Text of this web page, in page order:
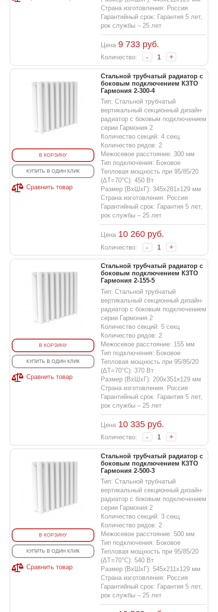
Страна изготовления: Россия
Гарантийный срок: Гарантия 5 лет,
рок службы – 25 лет
Цена 9 733руб.
Количество: - +
В КОРЗИНУ
КУПИТЬ В ОДИН КЛИК
Сравнить товар
Стальной трубчатый радиатор с
боковым подключением КЗТО
Гармония 2-300-4
Тип: Стальной трубчатый
вертикальный секционный дизайн-
радиатор с боковым подключением
серии Гармония 2
Количество секций: 4 секц
Количество рядов: 2
Межосевое расстояние: 300 мм
Тип подключения: Боковое
Тепловая мощность при 95/85/20
(ΔT=70°C): 450 Вт
Размер (ВхШхГ): 345х281х129 мм
Страна изготовления: Россия
Гарантийный срок: Гарантия 5 лет,
рок службы – 25 лет
Цена 10 260руб.
Количество: - +
В КОРЗИНУ
КУПИТЬ В ОДИН КЛИК
Сравнить товар
Стальной трубчатый радиатор с
боковым подключением КЗТО
Гармония 2-155-5
Тип: Стальной трубчатый
вертикальный секционный дизайн-
радиатор с боковым подключением
серии Гармония 2
Количество секций: 5 секц
Количество рядов: 2
Межосевое расстояние: 155 мм
Тип подключения: Боковое
Тепловая мощность при 95/85/20
(ΔT=70°C): 370 Вт
Размер (ВхШхГ): 200х351х129 мм
Страна изготовления: Россия
Гарантийный срок: Гарантия 5 лет,
рок службы – 25 лет
Цена 10 335руб.
Количество: - +
В КОРЗИНУ
КУПИТЬ В ОДИН КЛИК
Сравнить товар
Стальной трубчатый радиатор с
боковым подключением КЗТО
Гармония 2-500-3
Тип: Стальной трубчатый
вертикальный секционный дизайн-
радиатор с боковым подключением
серии Гармония 2
Количество секций: 3 секц
Количество рядов: 2
Межосевое расстояние: 500 мм
Тип подключения: Боковое
Тепловая мощность при 95/85/20
(ΔT=70°C): 540 Вт
Размер (ВхШхГ): 545х211х129 мм
Страна изготовления: Россия
Гарантийный срок: Гарантия 5 лет,
рок службы – 25 лет